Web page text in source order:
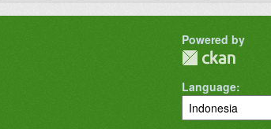
Powered by
Language